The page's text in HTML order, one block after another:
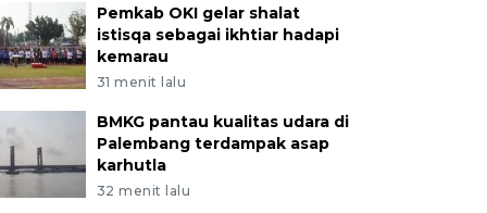
Pemkab OKI gelar shalat
istisqa sebagai ikhtiar hadapi
kemarau
31 menit lalu
BMKG pantau kualitas udara di
Palembang terdampak asap
karhutla
32 menit lalu